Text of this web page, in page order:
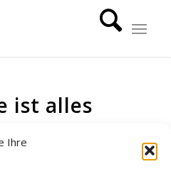
Ihre
ist alles